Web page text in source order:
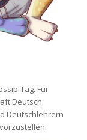
Tag. Für
Deutsch
Deutschlehrern